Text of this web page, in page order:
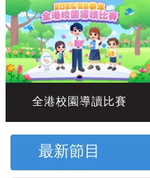
全港校園導讀比賽
最新節目